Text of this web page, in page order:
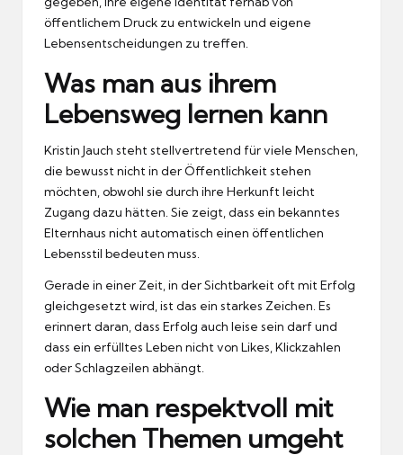
öffentlichem Druck zu entwickeln und eigene
Lebensentscheidungen zu treffen.
Was man aus ihrem
Lebensweg lernen kann
Kristin Jauch steht stellvertretend für viele Menschen,
die bewusst nicht in der Öffentlichkeit stehen
möchten, obwohl sie durch ihre Herkunft leicht
Zugang dazu hätten. Sie zeigt, dass ein bekanntes
Elternhaus nicht automatisch einen öffentlichen
Lebensstil bedeuten muss.
Gerade in einer Zeit, in der Sichtbarkeit oft mit Erfolg
gleichgesetzt wird, ist das ein starkes Zeichen. Es
erinnert daran, dass Erfolg auch leise sein darf und
dass ein erfülltes Leben nicht von Likes, Klickzahlen
oder Schlagzeilen abhängt.
Wie man respektvoll mit
solchen Themen umgeht